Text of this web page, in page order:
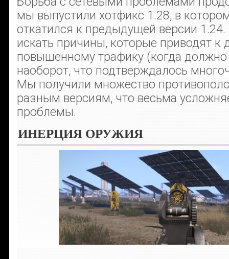
мы выпустили хотфикс 1.28, в
откатился к предыдущей версии
искать причины, которые приводят к
повышенному трафику (когда должно
наоборот, что подтверждалось
Мы получили множество
разным версиям, что весьма
проблемы.
ИНЕРЦИЯ ОРУЖИЯ